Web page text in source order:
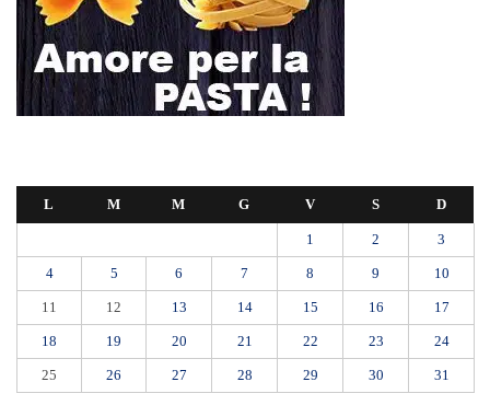
L M M G V S D
1 2 3
4 5 6 7 8 9 10
11 12 13 14 15 16 17
18 19 20 21 22 23 24
25 26 27 28 29 30 31